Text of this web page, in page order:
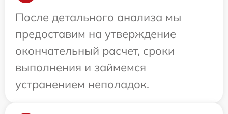
После детального анализа мы
предоставим на утверждение
окончательный расчет, сроки
выполнения и займемся
устранением неполадок.